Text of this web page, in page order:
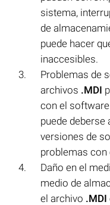
sistema,
de
puede hacer
inaccesibles.
Problemas de
archivos .MDI
con el
puede deberse
versiones de
problemas con
Daño en el
medio de
el archivo .MDI